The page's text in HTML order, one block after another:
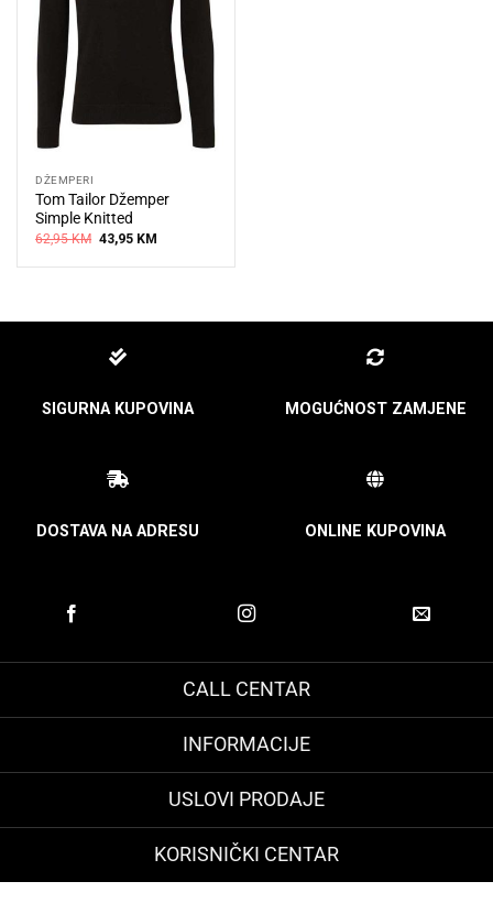
DŽEMPERI
Tom Tailor Džemper
Simple Knitted
62,95KM Original
price
was:
43,95 KMCurrent
is:
SIGURNA KUPOVINA MOGUĆNOST ZAMJENE
DOSTAVA NA ADRESU ONLINE KUPOVINA
CALL CENTAR
INFORMACIJE
USLOVI PRODAJE
KORISNIČKI CENTAR